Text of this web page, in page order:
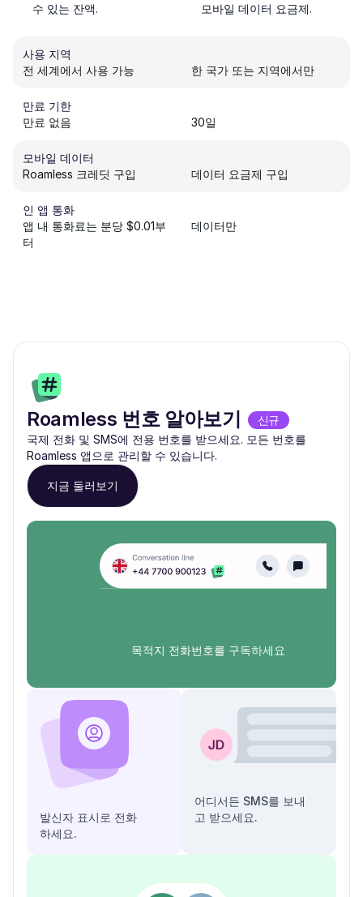
수 있는 잔액.
모바일 데이터 요금제.
사용 지역
전 세계에서 사용 가능
한 국가 또는 지역에서만
만료 기한
만료 없음
30일
모바일 데이터
Roamless 크레딧 구입
데이터 요금제 구입
인 앱 통화
앱 내 통화료는 분당 $0.01부
터
데이터만
Roamless 번호 알아보기
신규
국제 전화 및 SMS에 전용 번호를 받으세요. 모든 번호를
Roamless 앱으로 관리할 수 있습니다.
지금 둘러보기
목적지 전화번호를 구독하세요
발신자 표시로 전화
하세요.
어디서든 SMS를 보내
고 받으세요.